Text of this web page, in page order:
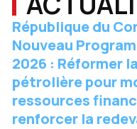
République du
Nouveau
2026 : Réformer
pétrolière pour
ressources
renforcer la